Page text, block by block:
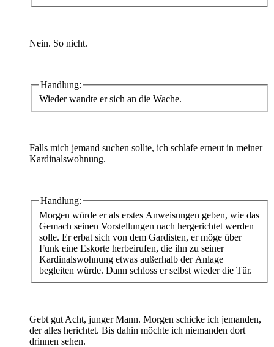
Nein. So nicht.
Handlung:
Wieder wandte er sich an die Wache.
Falls mich jemand suchen sollte, ich schlafe erneut in meiner
Kardinalswohnung.
Handlung:
Morgen würde er als erstes Anweisungen geben, wie das
Gemach seinen Vorstellungen nach hergerichtet werden
solle. Er erbat sich von dem Gardisten, er möge über
Funk eine Eskorte herbeirufen, die ihn zu seiner
Kardinalswohnung etwas außerhalb der Anlage
begleiten würde. Dann schloss er selbst wieder die Tür.
Gebt gut Acht, junger Mann. Morgen schicke ich jemanden,
der alles herichtet. Bis dahin möchte ich niemanden dort
drinnen sehen.